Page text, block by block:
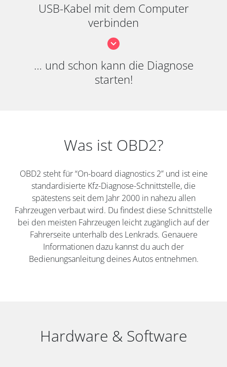
USB-Kabel mit dem Computer
verbinden
… und schon kann die Diagnose
starten!
Was ist OBD2?
OBD2 steht für “On-board diagnostics 2” und ist eine
standardisierte Kfz-Diagnose-Schnittstelle, die
spätestens seit dem Jahr 2000 in nahezu allen
Fahrzeugen verbaut wird. Du findest diese Schnittstelle
bei den meisten Fahrzeugen leicht zugänglich auf der
Fahrerseite unterhalb des Lenkrads. Genauere
Informationen dazu kannst du auch der
Bedienungsanleitung deines Autos entnehmen.
Hardware & Software